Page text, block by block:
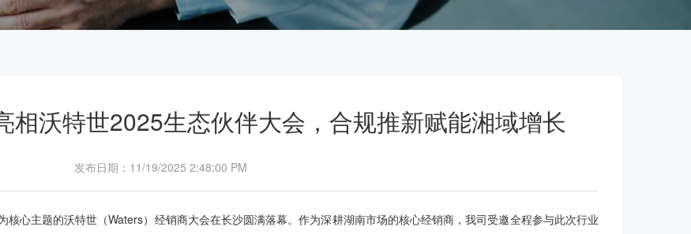
相沃特世2025生态伙伴大会，合规推新赋能湘域增长
发布日期：11/19/2025 2:48:00 PM
心主题的沃特世（Waters）经销商大会在长沙圆满落幕。作为深耕湖南市场的核心经销商，我司受邀全程参与此次行业